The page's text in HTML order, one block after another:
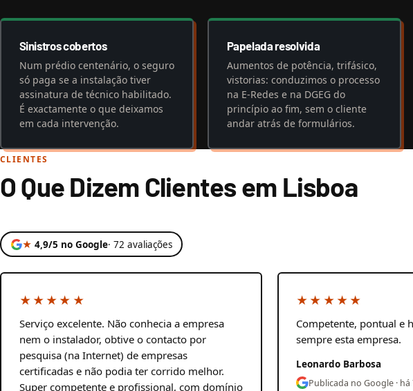
Sinistros cobertos
Num prédio centenário, o seguro
só paga se a instalação tiver
assinatura de técnico habilitado.
É exactamente o que deixamos
em cada intervenção.
Papelada resolvida
Aumentos de potência, trifásico,
vistorias: conduzimos o processo
na E-Redes e na DGEG do
princípio ao fim, sem o cliente
andar atrás de formulários.
CLIENTES
O Que Dizem Clientes em Lisboa
★ 4,9/5 no Google· 72 avaliações
★★★★★
Serviço excelente. Não conhecia a empresa
nem o instalador, obtive o contacto por
pesquisa (na Internet) de empresas
certificadas e não podia ter corrido melhor.
Super competente e profissional, com domínio
★★★★★
Competente, pontual e
sempre esta empresa.
Leonardo Barbosa
Publicada no Google · há